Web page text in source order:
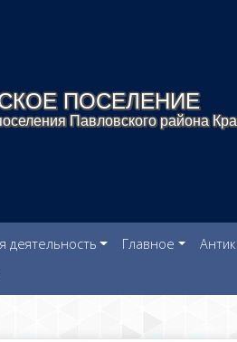
ПОСЕЛЕНИЕ
Павловского района
деятельность Главное